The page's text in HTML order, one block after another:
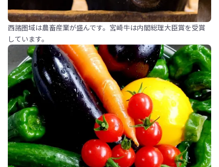
西諸圏域は農畜産業が盛んです。宮崎牛は内閣総理大臣賞を受賞
しています。